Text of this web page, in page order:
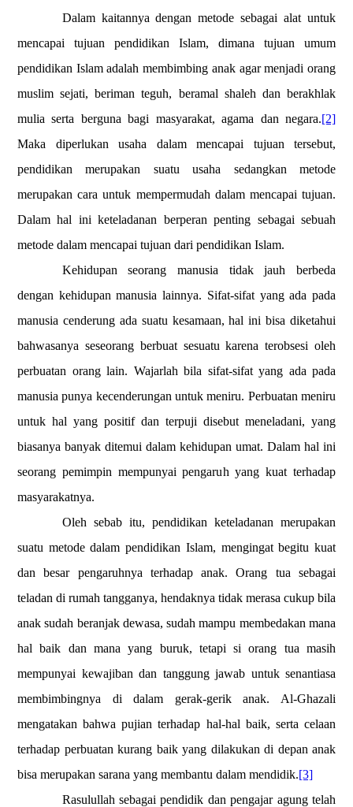
Dalam kaitannya dengan metode sebagai alat untuk
mencapai tujuan pendidikan Islam, dimana tujuan umum
pendidikan Islam adalah membimbing anak agar menjadi orang
muslim sejati, beriman teguh, beramal shaleh dan berakhlak
mulia serta berguna bagi masyarakat, agama dan negara.[2]
Maka diperlukan usaha dalam mencapai tujuan tersebut,
pendidikan merupakan suatu usaha sedangkan metode
merupakan cara untuk mempermudah dalam mencapai tujuan.
Dalam hal ini keteladanan berperan penting sebagai sebuah
metode dalam mencapai tujuan dari pendidikan Islam.
Kehidupan seorang manusia tidak jauh berbeda
dengan kehidupan manusia lainnya. Sifat-sifat yang ada pada
manusia cenderung ada suatu kesamaan, hal ini bisa diketahui
bahwasanya seseorang berbuat sesuatu karena terobsesi oleh
perbuatan orang lain. Wajarlah bila sifat-sifat yang ada pada
manusia punya kecenderungan untuk meniru. Perbuatan meniru
untuk hal yang positif dan terpuji disebut meneladani, yang
biasanya banyak ditemui dalam kehidupan umat. Dalam hal ini
seorang pemimpin mempunyai pengaruh yang kuat terhadap
masyarakatnya.
Oleh sebab itu, pendidikan keteladanan merupakan
suatu metode dalam pendidikan Islam, mengingat begitu kuat
dan besar pengaruhnya terhadap anak. Orang tua sebagai
teladan di rumah tangganya, hendaknya tidak merasa cukup bila
anak sudah beranjak dewasa, sudah mampu membedakan mana
hal baik dan mana yang buruk, tetapi si orang tua masih
mempunyai kewajiban dan tanggung jawab untuk senantiasa
membimbingnya di dalam gerak-gerik anak. Al-Ghazali
mengatakan bahwa pujian terhadap hal-hal baik, serta celaan
terhadap perbuatan kurang baik yang dilakukan di depan anak
bisa merupakan sarana yang membantu dalam mendidik.[3]
Rasulullah sebagai pendidik dan pengajar agung telah